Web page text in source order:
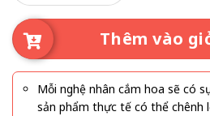
Thêm vào
Mỗi nghệ nhân cắm hoa sẽ có
sản phẩm thực tế có thể chênh